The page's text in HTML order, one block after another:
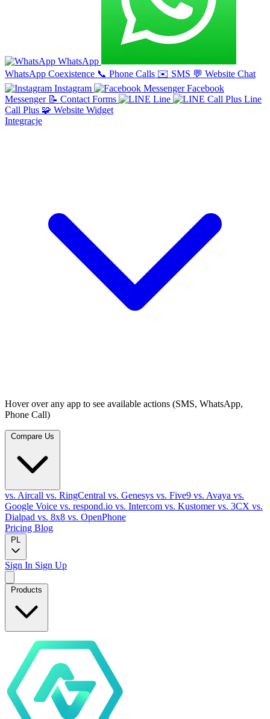
WhatsApp
WhatsApp Coexistence 📞 Phone Calls ✉️ SMS 💬 Website Chat
Instagram
Facebook
Messenger 📝 Contact Forms Line
Line
Call Plus 🧩 Website Widget
Integracje
Hover over any app to see available actions (SMS, WhatsApp,
Phone Call)
vs. Aircall vs. RingCentral vs. Genesys vs. Five9 vs. Avaya vs.
Google Voice vs. respond.io vs. Intercom vs. Kustomervs. 3CX vs.
Dialpad vs. 8x8 vs. OpenPhone
Pricing Blog
PL
Sign In Sign Up
Products